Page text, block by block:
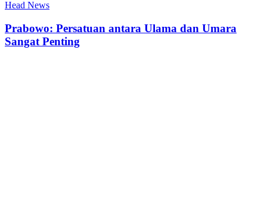
Head News
Prabowo: Persatuan antara Ulama dan Umara
Sangat Penting